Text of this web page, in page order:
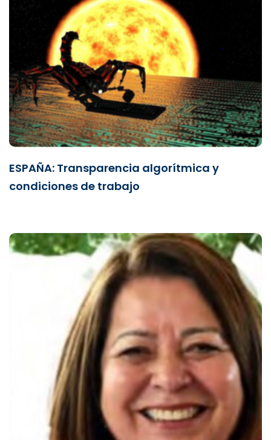
ESPAÑA: Transparencia algorítmica y
condiciones de trabajo